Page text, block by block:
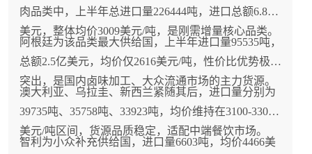
肉品类中，上半年总进口量226444吨，进口总额6.8亿
美元，整体均价3009美元/吨，是刚需增量核心品类。
阿根廷为该品类最大供给国，上半年进口量95535吨，
总额2.5亿美元，均价仅2616美元/吨，性价比优势极为
突出，是国内卤味加工、大众流通市场的主力货源。
澳大利亚、乌拉圭、新西兰紧随其后，进口量分别为
39735吨、35758吨、33923吨，均价维持在3100-3300
美元/吨区间，货源品质稳定，适配中端餐饮市场。
智利为小众补充供给国，进口量6603吨，均价4466美